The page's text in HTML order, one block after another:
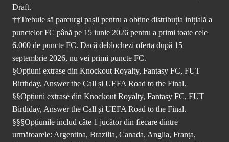
Draft.
††Trebuie să parcurgi pașii pentru a obține distribuția inițială a
punctelor FC până pe 15 iunie 2026 pentru a primi toate cele
6.000 de puncte FC. Dacă deblochezi oferta după 15
septembrie 2026, nu vei primi puncte FC.
§Opțiuni extrase din Knockout Royalty, Fantasy FC, FUT
Birthday, Answer the Call și UEFA Road to the Final.
§§Opțiuni extrase din Knockout Royalty, Fantasy FC, FUT
Birthday, Answer the Call și UEFA Road to the Final.
§§§Opțiunile includ câte 1 jucător din fiecare dintre
următoarele: Argentina, Brazilia, Canada, Anglia, Franța,